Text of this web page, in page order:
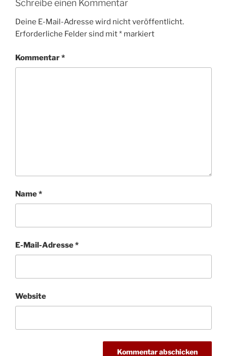
Schreibe einen Kommentar
Deine E-Mail-Adresse wird nicht veröffentlicht.
Erforderliche Felder sind mit* markiert
Kommentar*
Name*
E-Mail-Adresse*
Website